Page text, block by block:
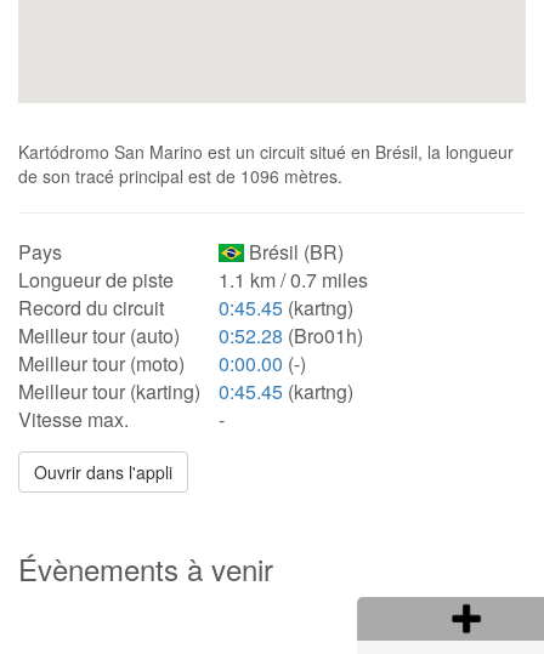
Kartódromo San Marino est un circuit situé en Brésil, la longueur
de son tracé principal est de 1096 mètres.
Pays
Brésil (BR)
Longueur de piste
1.1 km / 0.7 miles
Record du circuit
0:45.45 (kartng)
Meilleur tour (auto)
0:52.28 (Bro01h)
Meilleur tour (moto)
0:00.00 (-)
Meilleur tour (karting)
0:45.45 (kartng)
Vitesse max.
-
Ouvrir dans l'appli
Évènements à venir